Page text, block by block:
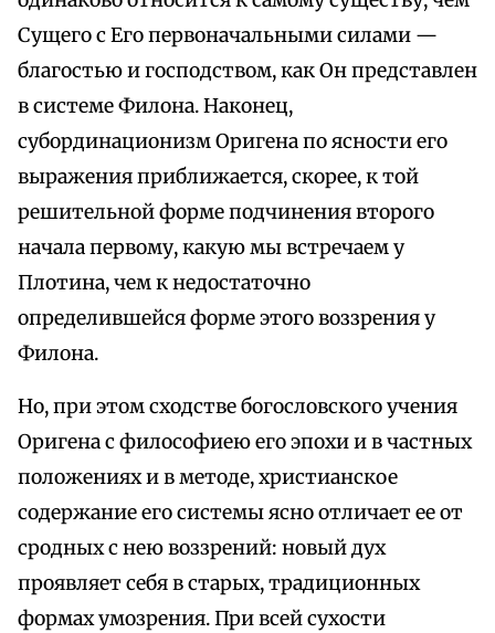
Сущего с Его первоначальными силами —
благостью и господством, как Он представлен
в системе Филона. Наконец,
субординационизм Оригена по ясности его
выражения приближается, скорее, к той
решительной форме подчинения второго
начала первому, какую мы встречаем у
Плотина, чем к недостаточно
определившейся форме этого воззрения у
Филона.
Но, при этом сходстве богословского учения
Оригена с философиею его эпохи и в частных
положениях и в методе, христианское
содержание его системы ясно отличает ее от
сродных с нею воззрений: новый дух
проявляет себя в старых, традиционных
формах умозрения. При всей сухости